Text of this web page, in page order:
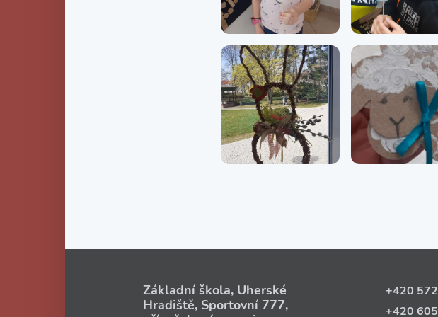
Základní škola, Uherské
Hradiště, Sportovní 777,
+420
+420